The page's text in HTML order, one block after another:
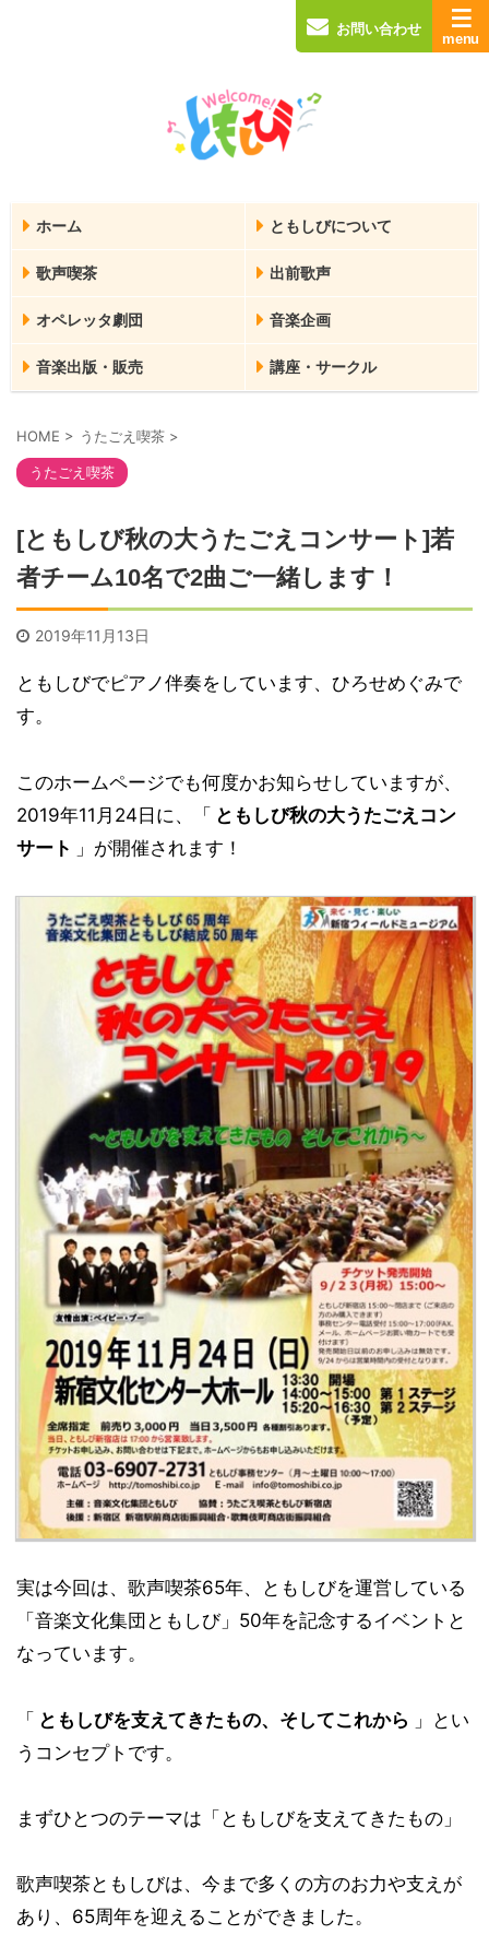
お問い合わせ
ホーム ともしびについて
歌声喫茶 出前歌声
オペレッタ劇団 音楽企画
音楽出版・販売 講座・サークル
HOME > うたごえ喫茶 >
うたごえ喫茶
[ともしび秋の大うたごえコンサート]若
者チーム10名で2曲ご一緒します！
2019年11月13日
ともしびでピアノ伴奏をしています、ひろせめぐみで
す。
このホームページでも何度かお知らせしていますが、
2019年11月24日に、「 ともしび秋の大うたごえコン
サート 」が開催されます！
実は今回は、歌声喫茶65年、ともしびを運営している
「音楽文化集団ともしび」50年を記念するイベントと
なっています。
「 ともしびを支えてきたもの、そしてこれから 」とい
うコンセプトです。
まずひとつのテーマは「ともしびを支えてきたもの」
歌声喫茶ともしびは、今まで多くの方のお力や支えが
あり、65周年を迎えることができました。